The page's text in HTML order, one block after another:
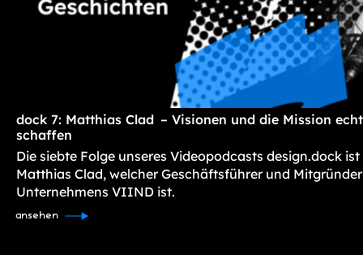
dock 7: Matthias Clad – Visionen und die Mission
schaffen
Die siebte Folge unseres Videopodcasts design.dock
Matthias Clad, welcher Geschäftsführer und
Unternehmens VIIND ist.
ansehen